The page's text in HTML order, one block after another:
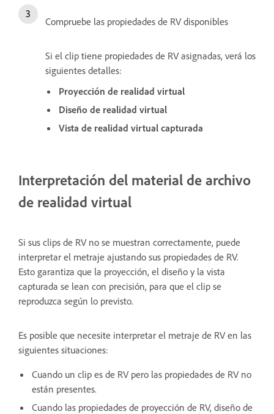
Compruebe las propiedades de RV disponibles
Si el clip tiene propiedades de RV asignadas, verá los
siguientes detalles:
Proyección de realidad virtual
Diseño de realidad virtual
Vista de realidad virtual capturada
Interpretación del material de archivo
de realidad virtual
Si sus clips de RV no se muestran correctamente, puede
interpretar el metraje ajustando sus propiedades de RV.
Esto garantiza que la proyección, el diseño y la vista
capturada se lean con precisión, para que el clip se
reproduzca según lo previsto.
Es posible que necesite interpretar el metraje de RV en las
siguientes situaciones:
Cuando un clip es de RV pero las propiedades de RV no
están presentes.
Cuando las propiedades de proyección de RV, diseño de